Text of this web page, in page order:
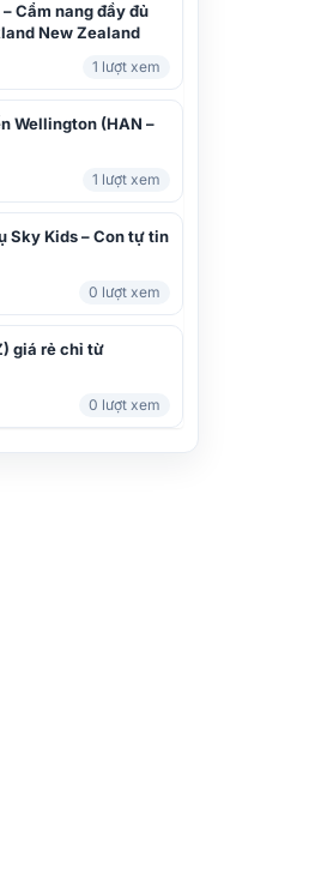
Cẩm nang đầy đủ
New Zealand
1 lượt xem
Wellington (HAN –
1 lượt xem
Sky Kids – Con tự tin
0 lượt xem
giá rẻ chỉ từ
0 lượt xem